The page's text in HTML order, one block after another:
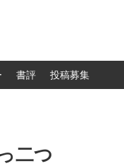
書評 投稿募集
二つ